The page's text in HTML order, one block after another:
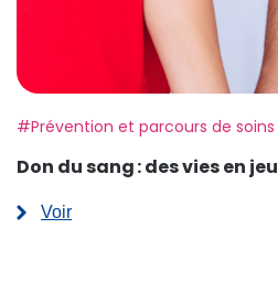
Etiquette:
#Prévention et parcours de soins
Don du sang : des vies en jeu
Voir
: